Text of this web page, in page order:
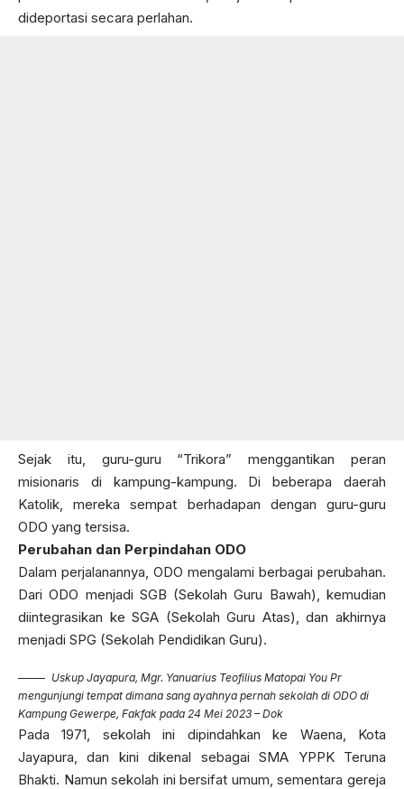
dideportasi secara perlahan.
Sejak itu, guru-guru “Trikora” menggantikan peran
misionaris di kampung-kampung. Di beberapa daerah
Katolik, mereka sempat berhadapan dengan guru-guru
ODO yang tersisa.
Perubahan dan Perpindahan ODO
Dalam perjalanannya, ODO mengalami berbagai perubahan.
Dari ODO menjadi SGB (Sekolah Guru Bawah), kemudian
diintegrasikan ke SGA (Sekolah Guru Atas), dan akhirnya
menjadi SPG (Sekolah Pendidikan Guru).
Uskup Jayapura, Mgr. Yanuarius Teofilius Matopai You Pr
mengunjungi tempat dimana sang ayahnya pernah sekolah di ODO di
Kampung Gewerpe, Fakfak pada 24 Mei 2023 – Dok
Pada 1971, sekolah ini dipindahkan ke Waena, Kota
Jayapura, dan kini dikenal sebagai SMA YPPK Teruna
Bhakti. Namun sekolah ini bersifat umum, sementara gereja